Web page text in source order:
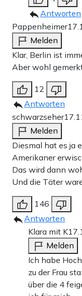
Antworten
Pappenheimer
Melden
Klar, Berlin ist
Aber wohl
12
Antworten
schwarzseher
Melden
Diesmal hat es ja
Amerikaner
Das wird dann
Und die Täter
146
Antworten
Klara mit K
Melden
Ich habe
zu der Frau
über die 4